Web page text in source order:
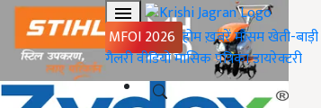
MFOI 2026 होमख़बरेंमौसमखेती-बाड़ी
गैलरीवीडियोमासिक पत्रिकाडायरेक्टरी